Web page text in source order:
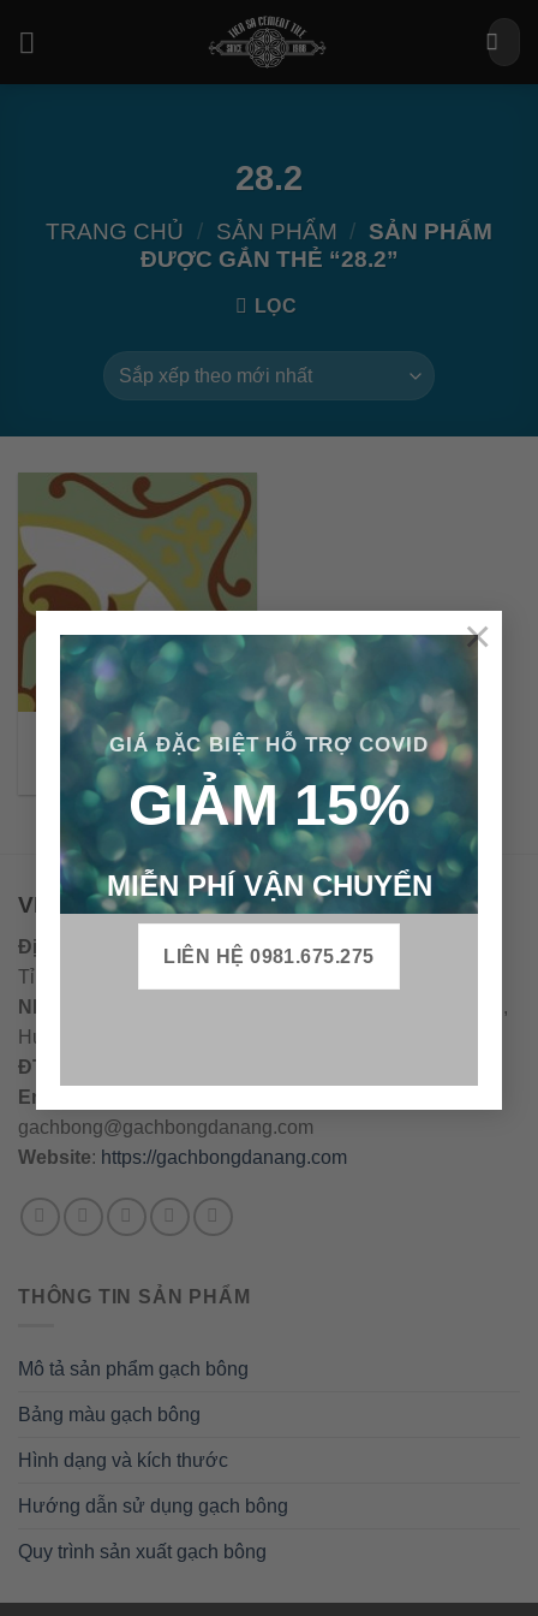
GIÁ ĐẶC BIỆT HỖ TRỢ COVID
GIẢM 15%
MIỄN PHÍ VẬN CHUYỂN
LIÊN HỆ 0981.675.275
×
Tìm
kiếm:
28.2
TRANG CHỦ / SẢN PHẨM / SẢN PHẨM
ĐƯỢC GẮN THẺ “28.2”
LỌC
Gạch bông cổ điển CTS
28.2
VPĐD - CTY TNHH GẠCH BÔNG VIỆT NAM
Địa chỉ:
CCN Quán Lát, Xã Đức Chánh, Huyện Mộ Đức,
Tỉnh Quảng Ngãi
Nhà máy miền trung:
L1 CCN Quán Lát, Xã Đức Chánh,
Huyện Mộ Đức, Tỉnh Quảng Ngãi, Việt Nam
ĐT
Email
gachbong@gachbongdanang.com
Website: https://gachbongdanang.com
THÔNG TIN SẢN PHẨM
Mô tả sản phẩm gạch bông
Bảng màu gạch bông
Hình dạng và kích thước
Hướng dẫn sử dụng gạch bông
Quy trình sản xuất gạch bông